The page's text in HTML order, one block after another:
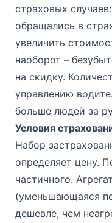
страховых
обращались в
увеличить
наоборот –
на скидку.
управлению
больше людей за
Условия
Набор
определяет цену.
частичного.
(уменьшающаяся
дешевле, чем